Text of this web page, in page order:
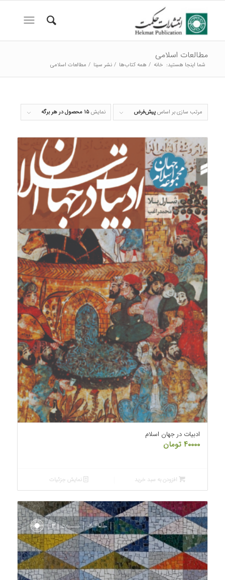
مطالعات اسلامی
شما اینجا هستید: خانه / همه کتاب‌ها / نشر سینا / مطالعات اسلامی
مرتب سازی بر اساسپیش‌فرض نمایش۱۵ محصول در هر برگه
ادبیات در جهان اسلام
۴۰۰۰۰ تومان
افزودن به سبد خرید نمایش جزئیات